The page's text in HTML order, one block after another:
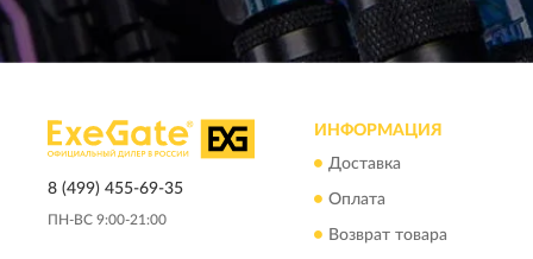
8 (499) 455-69-35
ПН-ВС 9:00-21:00
ИНФОРМАЦИЯ
Доставка
Оплата
Возврат товара